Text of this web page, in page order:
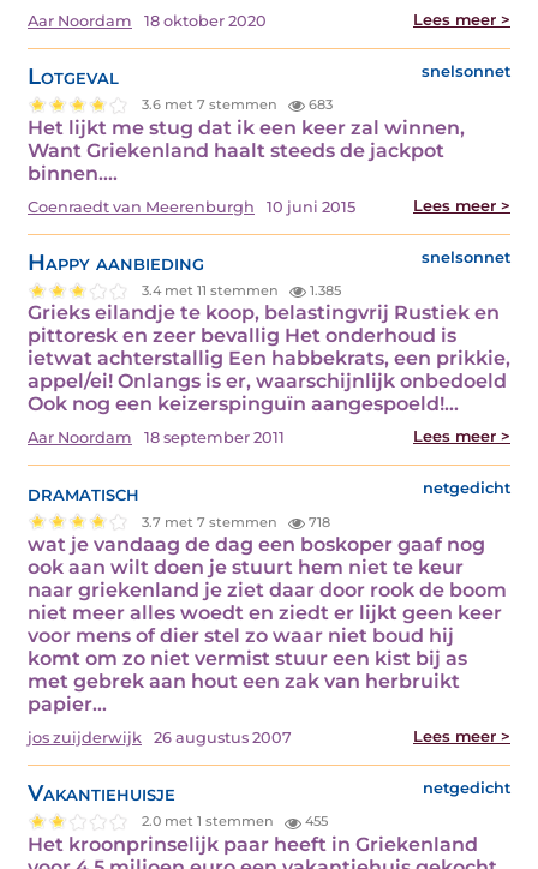
Aar Noordam 18 oktober 2020 Lees meer >
Lotgeval snelsonnet
3.6 met 7 stemmen 683
Het lijkt me stug dat ik een keer zal winnen,
Want Griekenland haalt steeds de jackpot
binnen.…
Coenraedt van Meerenburgh 10 juni 2015 Lees meer >
Happy aanbieding snelsonnet
3.4 met 11 stemmen 1.385
Grieks eilandje te koop, belastingvrij Rustiek en
pittoresk en zeer bevallig Het onderhoud is
ietwat achterstallig Een habbekrats, een prikkie,
appel/ei! Onlangs is er, waarschijnlijk onbedoeld
Ook nog een keizerspinguïn aangespoeld!…
Aar Noordam 18 september 2011 Lees meer >
dramatisch netgedicht
3.7 met 7 stemmen 718
wat je vandaag de dag een boskoper gaaf nog
ook aan wilt doen je stuurt hem niet te keur
naar griekenland je ziet daar door rook de boom
niet meer alles woedt en ziedt er lijkt geen keer
voor mens of dier stel zo waar niet boud hij
komt om zo niet vermist stuur een kist bij as
met gebrek aan hout een zak van herbruikt
papier…
jos zuijderwijk 26 augustus 2007 Lees meer >
Vakantiehuisje netgedicht
2.0 met 1 stemmen 455
Het kroonprinselijk paar heeft in Griekenland